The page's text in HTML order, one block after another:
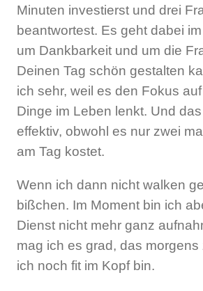
Minuten investierst und drei
beantwortest. Es geht dabei
um Dankbarkeit und um die
Deinen Tag schön gestalten
ich sehr, weil es den Fokus
Dinge im Leben lenkt. Und
effektiv, obwohl es nur zwei
am Tag kostet.
Wenn ich dann nicht walken
bißchen. Im Moment bin ich
Dienst nicht mehr ganz
mag ich es grad, das morgens
ich noch fit im Kopf bin.